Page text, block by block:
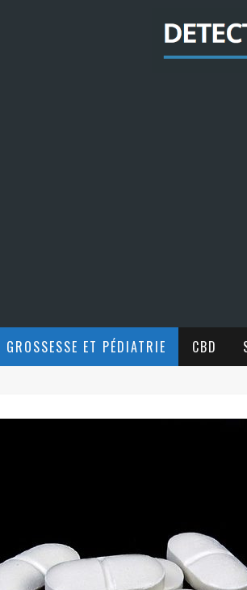
GROSSESSE ET PÉDIATRIE CBD